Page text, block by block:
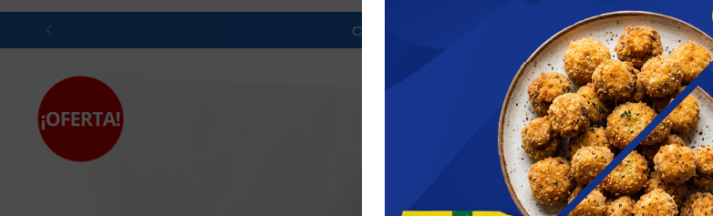
Compras menores a $ 1500 costo de envío $60